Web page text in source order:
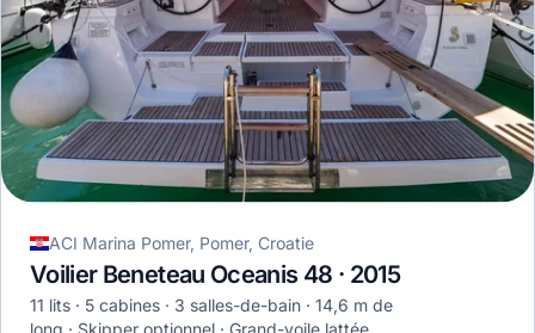
ACI Marina Pomer, Pomer, Croatie
Voilier Beneteau Oceanis 48 · 2015
11 lits 5 cabines 3 salles-de-bain
14,6 m de